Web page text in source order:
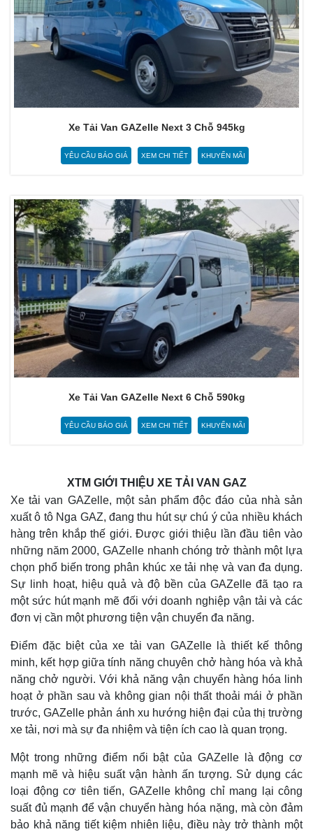
Xe Tải Van GAZelle Next 3 Chỗ 945kg
YÊU CẦU BÁO GIÁ XEM CHI TIẾT KHUYẾN MÃI
Xe Tải Van GAZelle Next 6 Chỗ 590kg
YÊU CẦU BÁO GIÁ XEM CHI TIẾT KHUYẾN MÃI
XTM GIỚI THIỆU XE TẢI VAN GAZ
Xe tải van GAZelle, một sản phẩm độc đáo của nhà sản
xuất ô tô Nga GAZ, đang thu hút sự chú ý của nhiều khách
hàng trên khắp thế giới. Được giới thiệu lần đầu tiên vào
những năm 2000, GAZelle nhanh chóng trở thành một lựa
chọn phổ biến trong phân khúc xe tải nhẹ và van đa dụng.
Sự linh hoạt, hiệu quả và độ bền của GAZelle đã tạo ra
một sức hút mạnh mẽ đối với doanh nghiệp vận tải và các
đơn vị cần một phương tiện vận chuyển đa năng.
Điểm đặc biệt của xe tải van GAZelle là thiết kế thông
minh, kết hợp giữa tính năng chuyên chở hàng hóa và khả
năng chở người. Với khả năng vận chuyển hàng hóa linh
hoạt ở phần sau và không gian nội thất thoải mái ở phần
trước, GAZelle phản ánh xu hướng hiện đại của thị trường
xe tải, nơi mà sự đa nhiệm và tiện ích cao là quan trọng.
Một trong những điểm nổi bật của GAZelle là động cơ
mạnh mẽ và hiệu suất vận hành ấn tượng. Sử dụng các
loại động cơ tiên tiến, GAZelle không chỉ mang lại công
suất đủ mạnh để vận chuyển hàng hóa nặng, mà còn đảm
bảo khả năng tiết kiệm nhiên liệu, điều này trở thành một